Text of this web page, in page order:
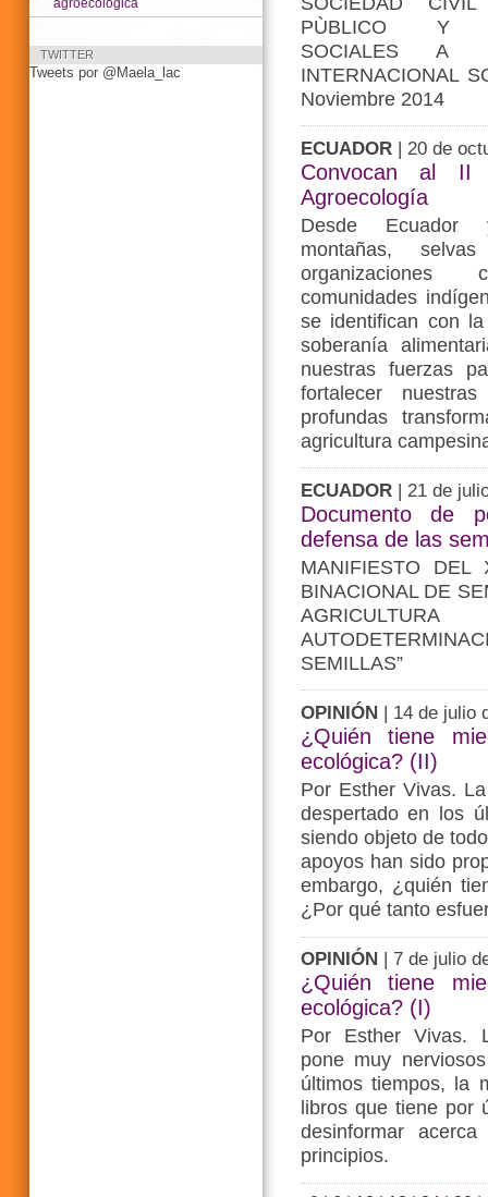
agroecológica
TWITTER
Tweets por @Maela_lac
PÙBLICO Y
SOCIALES A
INTERNACIONAL
Noviembre 2014
ECUADOR| 20 de
Convocan al II
Agroecología
Desde
montañas,
organizaciones
comunidades
se identifican con
soberanía
nuestras fuerzas
fortalecer
profundas
agricultura
ECUADOR| 21 de
Documento de
defensa de las
MANIFIESTO DEL
BINACIONAL DE
AGRICULTURA
SEMILLAS”
OPINIÓN| 14 de julio
¿Quién tiene
ecológica? (II)
Por Esther Vivas.
despertado en los
siendo objeto de
apoyos han sido
embargo, ¿quién
¿Por qué tanto
OPINIÓN | 7 de julio
¿Quién tiene
ecológica? (I)
Por Esther Vivas.
pone muy
últimos tiempos, la
libros que tiene por
desinformar
principios.